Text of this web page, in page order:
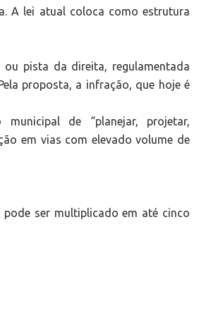
A lei atual coloca como estrutura
pista da direita, regulamentada
proposta, a infração, que hoje é
de “planejar, projetar,
em vias com elevado volume de
ser multiplicado em até cinco